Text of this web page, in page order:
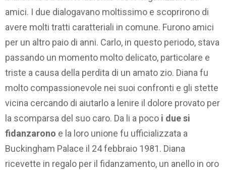
amici. I due dialogavano moltissimo e scoprirono di
avere molti tratti caratteriali in comune. Furono amici
per un altro paio di anni. Carlo, in questo periodo, stava
passando un momento molto delicato, particolare e
triste a causa della perdita di un amato zio. Diana fu
molto compassionevole nei suoi confronti e gli stette
vicina cercando di aiutarlo a lenire il dolore provato per
la scomparsa del suo caro. Da li a poco i due si
fidanzarono e la loro unione fu ufficializzata a
Buckingham Palace il 24 febbraio 1981. Diana
ricevette in regalo per il fidanzamento, un anello in oro